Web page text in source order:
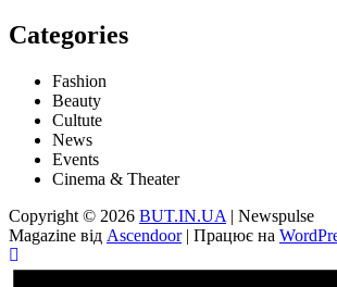
Categories
Fashion
Beauty
Cultute
News
Events
Cinema & Theater
Copyright © 2026 BUT.IN.UA | Newspulse
Magazine від Ascendoor| Працює на